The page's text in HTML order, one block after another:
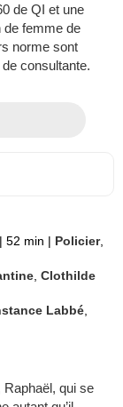
de QI et une
de femme de
norme sont
consultante.
| 52 min | Policier,
,Clothilde
Labbé
Raphaël, qui se